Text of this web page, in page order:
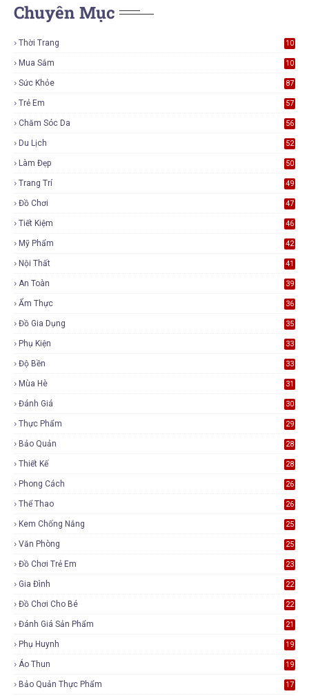
Chuyên Mục
Thời Trang
10
Mua Sắm
10
Sức Khỏe 87
Trẻ Em 57
Chăm Sóc Da 56
Du Lịch 52
Làm Đẹp 50
Trang Trí 49
Đồ Chơi 47
Tiết Kiệm 46
Mỹ Phẩm 42
Nội Thất 41
An Toàn 39
Ẩm Thực 36
Đồ Gia Dụng 35
Phụ Kiện 33
Độ Bền 33
Mùa Hè 31
Đánh Giá 30
Thực Phẩm 29
Bảo Quản 28
Thiết Kế 28
Phong Cách 26
Thể Thao 26
Kem Chống Nắng 25
Văn Phòng 25
Đồ Chơi Trẻ Em 23
Gia Đình 22
Đồ Chơi Cho Bé 22
Đánh Giá Sản Phẩm 21
Phụ Huynh 19
Áo Thun 19
Bảo Quản Thực Phẩm 17